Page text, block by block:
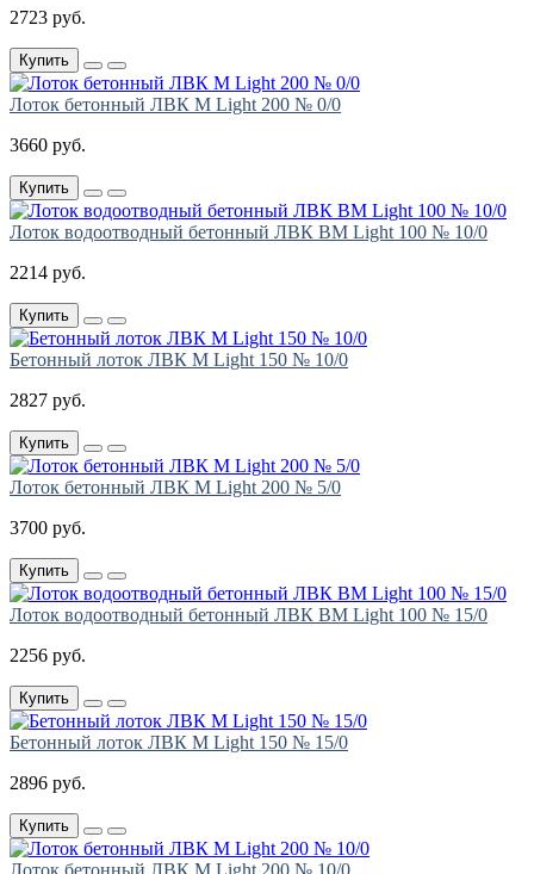
2723 руб.
Купить
Лоток бетонный ЛВК М Light 200 № 0/0
3660 руб.
Купить
Лоток водоотводный бетонный ЛВК ВМ Light 100 № 10/0
2214 руб.
Купить
Бетонный лоток ЛВК М Light 150 № 10/0
2827 руб.
Купить
Лоток бетонный ЛВК М Light 200 № 5/0
3700 руб.
Купить
Лоток водоотводный бетонный ЛВК ВМ Light 100 № 15/0
2256 руб.
Купить
Бетонный лоток ЛВК М Light 150 № 15/0
2896 руб.
Купить